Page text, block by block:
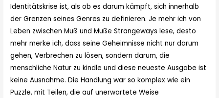
Identitätskrise ist, als ob es darum kämpft, sich innerhalb
der Grenzen seines Genres zu definieren. Je mehr ich von
Leben zwischen Muß und Muße Strangeways lese, desto
mehr merke ich, dass seine Geheimnisse nicht nur darum
gehen, Verbrechen zu lösen, sondern darum, die
menschliche Natur zu kindle und diese neueste Ausgabe ist
keine Ausnahme. Die Handlung war so komplex wie ein
Puzzle, mit Teilen, die auf unerwartete Weise